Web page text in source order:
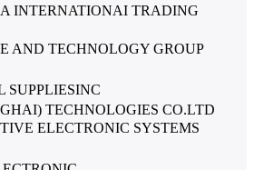
INTERNATIONAI TRADING
AND TECHNOLOGY GROUP
SUPPLIESINC
TECHNOLOGIES CO.LTD
ELECTRONIC SYSTEMS